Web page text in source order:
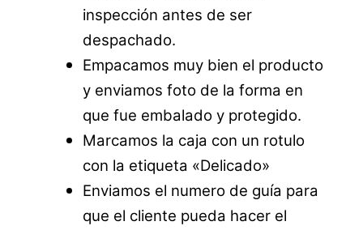
inspección antes de ser
despachado.
Empacamos muy bien el producto
y enviamos foto de la forma en
que fue embalado y protegido.
Marcamos la caja con un rotulo
con la etiqueta «Delicado»
Enviamos el numero de guía para
que el cliente pueda hacer el